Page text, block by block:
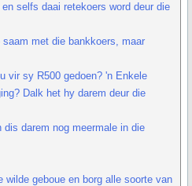
selfs daai retekoers word deur die
met die bankkoers, maar
vir sy R500 gedoen? 'n Enkele
Dalk het hy darem deur die
darem nog meermale in die
geboue en borg alle soorte van